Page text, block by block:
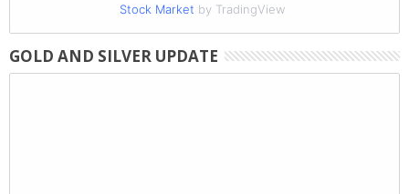
Stock Market by TradingView
GOLD AND SILVER UPDATE